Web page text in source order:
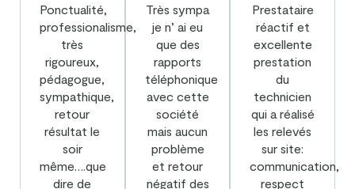
Ponctualité,
professionalisme,
très
rigoureux,
pédagogue,
sympathique,
retour
résultat le
soir
même….que
dire de
Très sympa
je n’ ai eu
que des
rapports
téléphonique
avec cette
société
mais aucun
problème
et retour
négatif des
Prestataire
réactif et
excellente
prestation
du
technicien
qui a réalisé
les relevés
sur site:
communication,
respect